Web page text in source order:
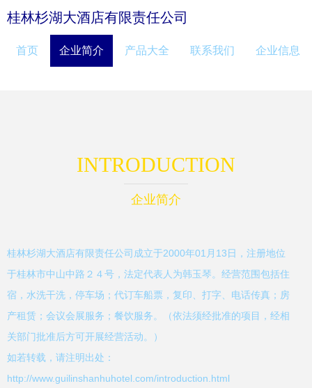
桂林杉湖大酒店有限责任公司
首页 企业简介 产品大全 联系我们 企业信息
INTRODUCTION
企业简介
桂林杉湖大酒店有限责任公司成立于2000年01月13日，注册地位
于桂林市中山中路２４号，法定代表人为韩玉琴。经营范围包括住
宿，水洗干洗，停车场；代订车船票，复印、打字、电话传真；房
产租赁；会议会展服务；餐饮服务。（依法须经批准的项目，经相
关部门批准后方可开展经营活动。）
如若转载，请注明出处：
http://www.guilinshanhuhotel.com/introduction.html